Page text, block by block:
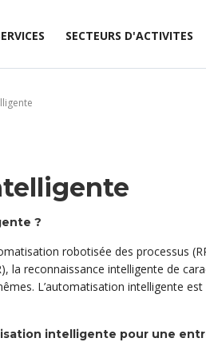
SECTEURS D'ACTIVITES
?
robotisée des processus
la reconnaissance intelligente de
L’automatisation intelligente
intelligente pour une